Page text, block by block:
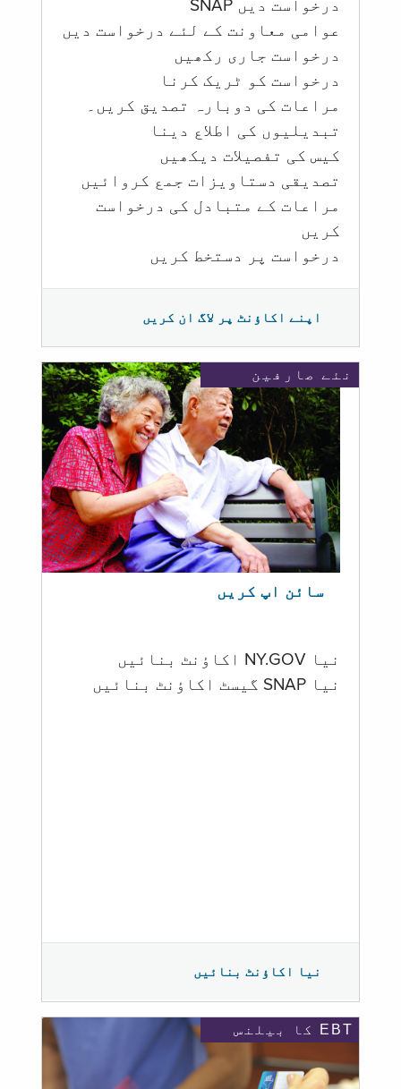
درخواست دیں SNAP
عوامی معاونت کے لئے درخواست دیں
درخواست جاری رکھیں
درخواست کو ٹریک کرنا
مراعات کی دوبارہ تصدیق کریں۔
تبدیلیوں کی اطلاع دینا
کیس کی تفصیلات دیکھیں
تصدیقی دستاویزات جمع کروائیں
مراعات کے متبادل کی درخواست
کریں
درخواست پر دستخط کریں
اپنے اکاؤنٹ پر لاگ ان کریں
نئے صارفین
سائن اپ کریں
نیا NY.GOV اکاؤنٹ بنائیں
نیا SNAP گیسٹ اکاؤنٹ بنائیں
نیا اکاؤنٹ بنائیں
EBT کا بیلنس